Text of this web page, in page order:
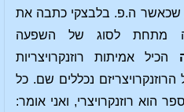
שכאשר ה.פ. בלבצקי כתבה את
מתחת לסוג של השפעה
הכיל אמיתות רוזנקרויצריות
נכללים שם. כל
הוא רוזנקרויצרי, ואני אומר: